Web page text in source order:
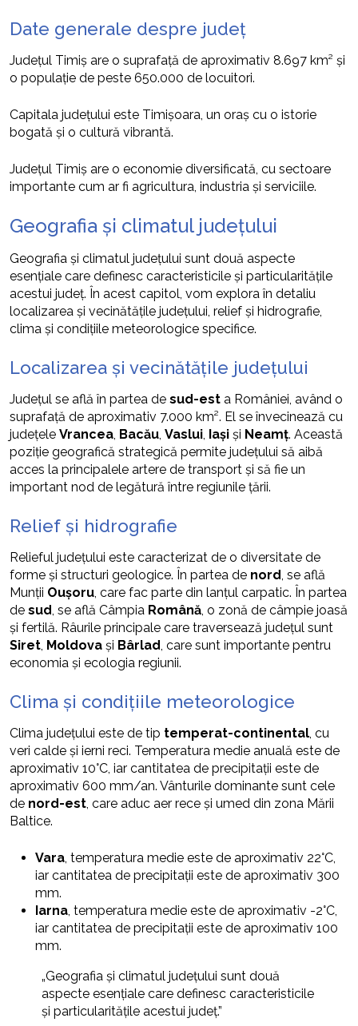
Date generale despre județ
Județul Timiș are o suprafață de aproximativ 8.697 km² și
o populație de peste 650.000 de locuitori.
Capitala județului este Timișoara, un oraș cu o istorie
bogată și o cultură vibrantă.
Județul Timiș are o economie diversificată, cu sectoare
importante cum ar fi agricultura, industria și serviciile.
Geografia și climatul județului
Geografia și climatul județului sunt două aspecte
esențiale care definesc caracteristicile și particularitățile
acestui județ. În acest capitol, vom explora în detaliu
localizarea și vecinătățile județului, relief și hidrografie,
clima și condițiile meteorologice specifice.
Localizarea și vecinătățile județului
Județul se află în partea de sud-est a României, având o
suprafață de aproximativ 7.000 km². El se învecinează cu
județele Vrancea, Bacău, Vaslui, Iași și Neamț. Această
poziție geografică strategică permite județului să aibă
acces la principalele artere de transport și să fie un
important nod de legătură între regiunile țării.
Relief și hidrografie
Relieful județului este caracterizat de o diversitate de
forme și structuri geologice. În partea de nord, se află
Munții Oușoru, care fac parte din lanțul carpatic. În partea
de sud, se află Câmpia Română, o zonă de câmpie joasă
și fertilă. Râurile principale care traversează județul sunt
Siret, Moldova și Bârlad, care sunt importante pentru
economia și ecologia regiunii.
Clima și condițiile meteorologice
Clima județului este de tip temperat-continental, cu
veri calde și ierni reci. Temperatura medie anuală este de
aproximativ 10°C, iar cantitatea de precipitații este de
aproximativ 600 mm/an. Vânturile dominante sunt cele
de nord-est, care aduc aer rece și umed din zona Mării
Baltice.
Vara, temperatura medie este de aproximativ 22°C,
iar cantitatea de precipitații este de aproximativ 300
mm.
Iarna, temperatura medie este de aproximativ -2°C,
iar cantitatea de precipitații este de aproximativ 100
mm.
„Geografia și climatul județului sunt două
aspecte esențiale care definesc caracteristicile
și particularitățile acestui județ.”